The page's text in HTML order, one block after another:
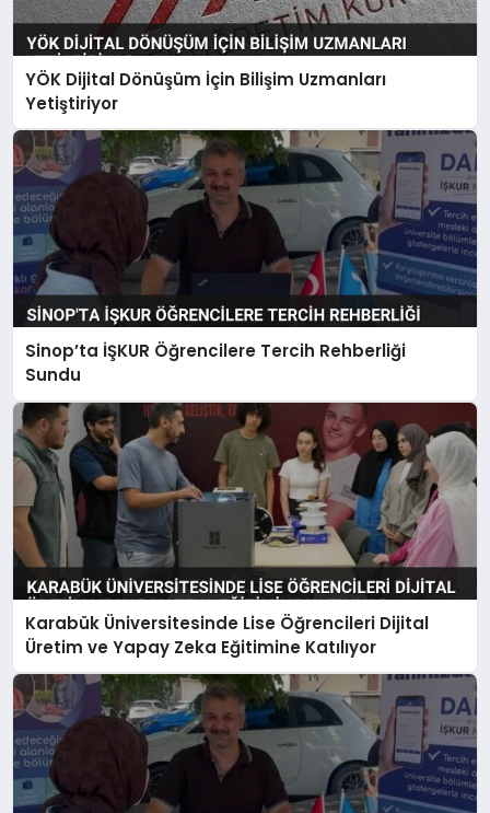
YÖK Dijital Dönüşüm İçin Bilişim Uzmanları
Yetiştiriyor
Sinop’ta İŞKUR Öğrencilere Tercih Rehberliği
Sundu
Karabük Üniversitesinde Lise Öğrencileri Dijital
Üretim ve Yapay Zeka Eğitimine Katılıyor